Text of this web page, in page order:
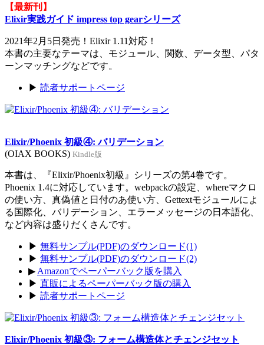
【最新刊】
Elixir実践ガイド impress top gearシリーズ
2021年2月5日発売！Elixir 1.11対応！
本書の主要なテーマは、モジュール、関数、データ型、パタ
ーンマッチングなどです。
▶ 読者サポートページ
Elixir/Phoenix 初級④: バリデーション
(OIAX BOOKS) Kindle版
本書は、『Elixir/Phoenix初級』シリーズの第4巻です。
Phoenix 1.4に対応しています。webpackの設定、whereマクロ
の使い方、真偽値と日付のあ使い方、Gettextモジュールによ
る国際化、バリデーション、エラーメッセージの日本語化、
など内容は盛りだくさんです。
▶ 無料サンプル(PDF)のダウンロード(1)
▶ 無料サンプル(PDF)のダウンロード(2)
▶ Amazonでペーパーバック版を購入
▶ 直販によるペーパーバック版の購入
▶ 読者サポートページ
Elixir/Phoenix 初級③: フォーム構造体とチェンジセット